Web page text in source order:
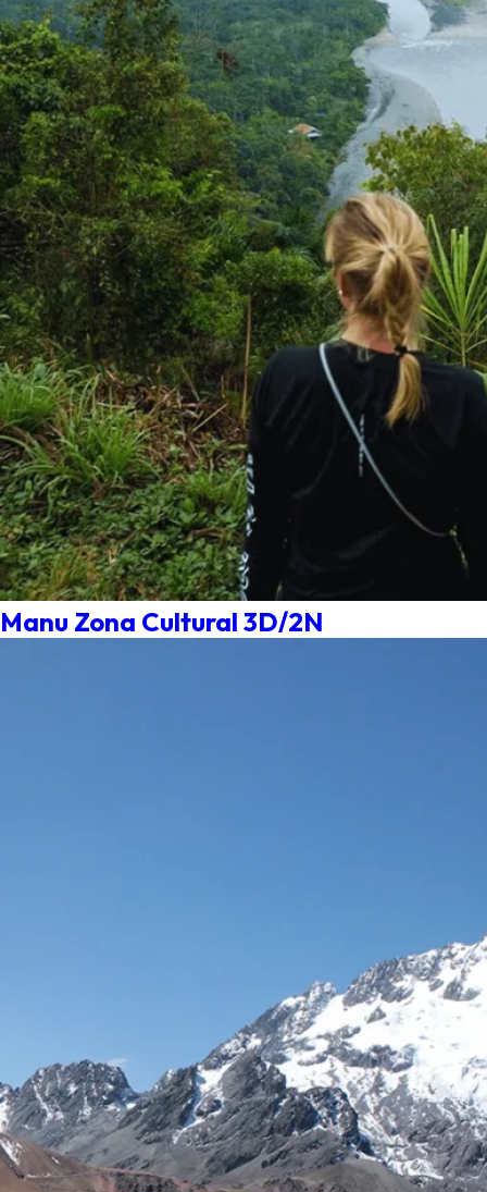
Manu Zona Cultural 3D/2N